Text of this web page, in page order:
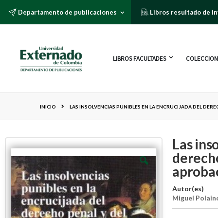
Departamento de publicaciones Libros resultado de
LIBROS FACULTADES
INICIO LAS INSOLVENCIAS PUNIBLES EN LA ENCRUCIJADA DEL
Las
Autor(es)
Miguel